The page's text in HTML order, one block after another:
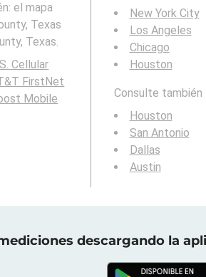
el mapa
Texas
Texas.
Cellular
FirstNet
Mobile
New York City
Los Angeles
Chicago
Houston
Consulte también
Houston
San Antonio
Dallas
Austin
descargando la